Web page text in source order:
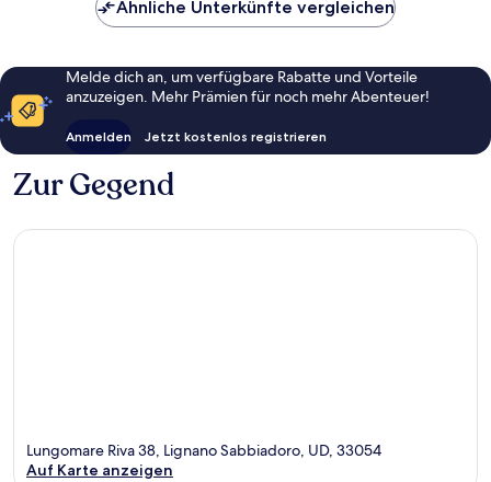
Ähnliche Unterkünfte vergleichen
Melde dich an, um verfügbare Rabatte und Vorteile
anzuzeigen. Mehr Prämien für noch mehr Abenteuer!
Anmelden Jetzt kostenlos registrieren
Zur Gegend
Lungomare Riva 38, Lignano Sabbiadoro, UD, 33054
Auf Karte anzeigen